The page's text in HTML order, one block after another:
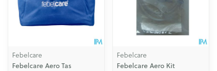
Febelcare
Febelcare Aero Tas
Febelcare
Febelcare Aero Kit